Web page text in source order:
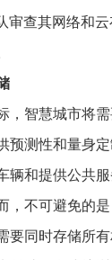
审查其网络和
智慧城市将需
预测性和量身
辆和提供公共
，不可避免的
要同时存储所